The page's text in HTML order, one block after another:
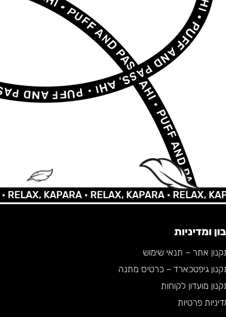
KAPARA •RELAX, KAPARA •RELAX, KAPARA
ומדיניות
אתר – תנאי שימוש
גיפטכארד – כרטיס מתנה
מועדון לקוחות
פרטיות